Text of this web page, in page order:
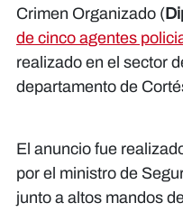
Crimen Organizado (
de cinco agentes
realizado en el sector
departamento de
El anuncio fue
por el ministro de
junto a altos mandos